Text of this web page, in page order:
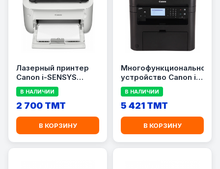
Лазерный принтер
Canon i-SENSYS
LBP6030w (Wi-Fi,
White)
В НАЛИЧИИ
2 700 TMT
В КОРЗИНУ
Многофункциональное
устройство Canon i-
SENSYS MF237w (Wi-
Fi, LAN, Fax)
В НАЛИЧИИ
5 421 TMT
В КОРЗИНУ